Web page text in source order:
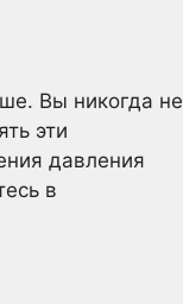
Вы никогда не
эти
давления
в